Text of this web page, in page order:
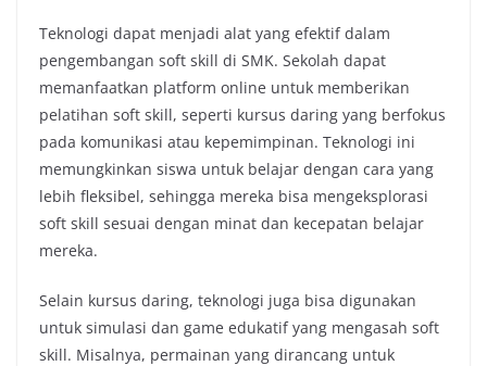
Teknologi dapat menjadi alat yang efektif dalam
pengembangan soft skill di SMK. Sekolah dapat
memanfaatkan platform online untuk memberikan
pelatihan soft skill, seperti kursus daring yang berfokus
pada komunikasi atau kepemimpinan. Teknologi ini
memungkinkan siswa untuk belajar dengan cara yang
lebih fleksibel, sehingga mereka bisa mengeksplorasi
soft skill sesuai dengan minat dan kecepatan belajar
mereka.
Selain kursus daring, teknologi juga bisa digunakan
untuk simulasi dan game edukatif yang mengasah soft
skill. Misalnya, permainan yang dirancang untuk